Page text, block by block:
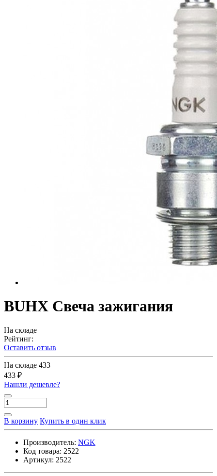
BUHX Свеча зажигания
На складе
Рейтинг:
Оставить отзыв
На складе 433
433 ₽
Нашли дешевле?
В корзину Купить в один клик
Производитель: NGK
Код товара: 2522
Артикул: 2522